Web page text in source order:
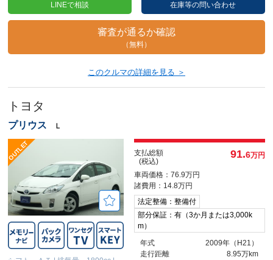
LINEで相談 在庫等の問い合わせ
審査が通るか確認
（無料）
このクルマの詳細を見る ＞
トヨタ
プリウス Ｌ
支払総額
(税込)
91.6万円
車両価格：76.9万円
諸費用：14.8万円
法定整備：整備付
部分保証：有（3か月または3,000k
m）
年式
2009年（H21）
走行距離
8.95万km